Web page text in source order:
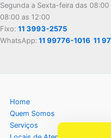
Segunda a Sexta-feira das
08:00 as 12:00
Fixo: 11 3993-2575
WhatsApp: 11 99776-1016 11
Home
Quem Somos
Serviços